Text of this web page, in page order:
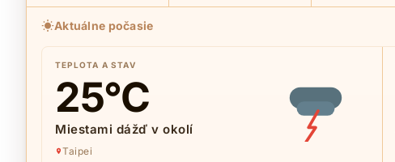
Aktuálne počasie
TEPLOTA A STAV
25°C
Miestami dážď v okolí
Taipei